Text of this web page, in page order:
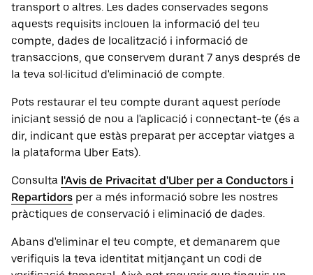
transport o altres. Les dades conservades segons
aquests requisits inclouen la informació del teu
compte, dades de localització i informació de
transaccions, que conservem durant 7 anys després de
la teva sol·licitud d'eliminació de compte.
Pots restaurar el teu compte durant aquest període
iniciant sessió de nou a l'aplicació i connectant-te (és a
dir, indicant que estàs preparat per acceptar viatges a
la plataforma Uber Eats).
Consulta l'Avis de Privacitat d'Uber per a Conductors i
Repartidors per a més informació sobre les nostres
pràctiques de conservació i eliminació de dades.
Abans d'eliminar el teu compte, et demanarem que
verifiquis la teva identitat mitjançant un codi de